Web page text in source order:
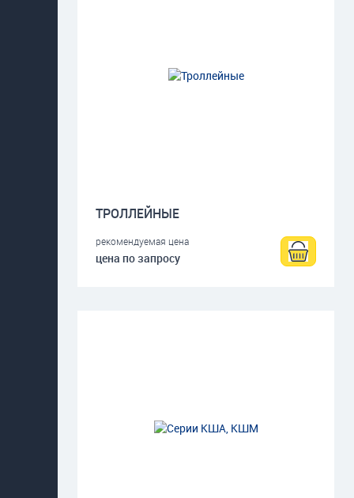
ТРОЛЛЕЙНЫЕ
рекомендуемая цена
цена по запросу